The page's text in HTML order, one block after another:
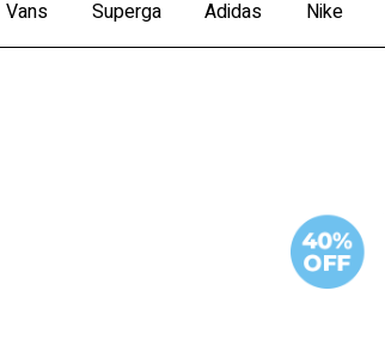
Vans Superga Adidas Nike